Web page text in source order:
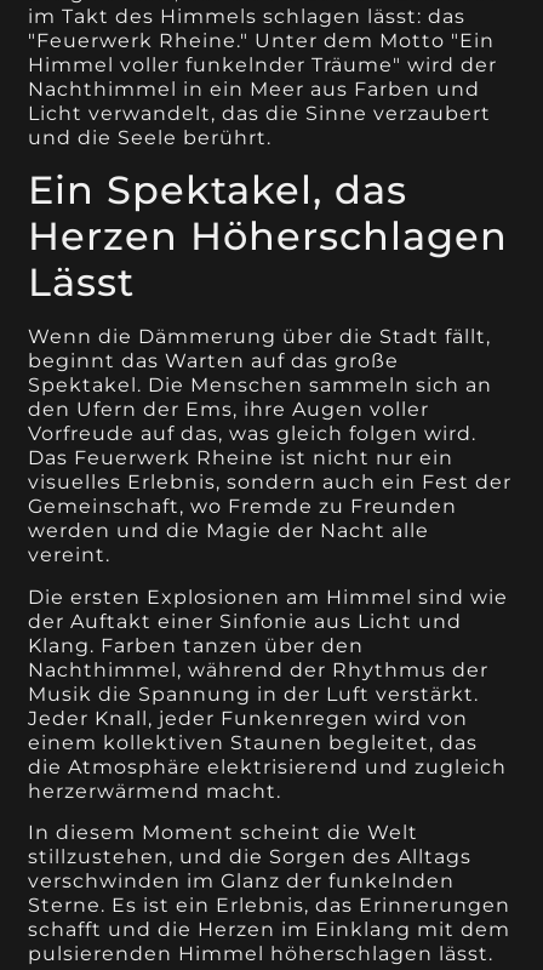
im Takt des Himmels schlagen lässt: das
"Feuerwerk Rheine." Unter dem Motto "Ein
Himmel voller funkelnder Träume" wird der
Nachthimmel in ein Meer aus Farben und
Licht verwandelt, das die Sinne verzaubert
und die Seele berührt.
Ein Spektakel, das
Herzen Höherschlagen
Lässt
Wenn die Dämmerung über die Stadt fällt,
beginnt das Warten auf das große
Spektakel. Die Menschen sammeln sich an
den Ufern der Ems, ihre Augen voller
Vorfreude auf das, was gleich folgen wird.
Das Feuerwerk Rheine ist nicht nur ein
visuelles Erlebnis, sondern auch ein Fest der
Gemeinschaft, wo Fremde zu Freunden
werden und die Magie der Nacht alle
vereint.
Die ersten Explosionen am Himmel sind wie
der Auftakt einer Sinfonie aus Licht und
Klang. Farben tanzen über den
Nachthimmel, während der Rhythmus der
Musik die Spannung in der Luft verstärkt.
Jeder Knall, jeder Funkenregen wird von
einem kollektiven Staunen begleitet, das
die Atmosphäre elektrisierend und zugleich
herzerwärmend macht.
In diesem Moment scheint die Welt
stillzustehen, und die Sorgen des Alltags
verschwinden im Glanz der funkelnden
Sterne. Es ist ein Erlebnis, das Erinnerungen
schafft und die Herzen im Einklang mit dem
pulsierenden Himmel höherschlagen lässt.